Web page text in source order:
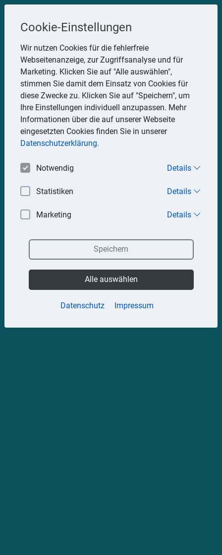
Steuerberater
Uwe Glauner
Erlachstraße 28, 75217 Birkenfeld
Telefon: 07082 7935533
Mobil: 0151 15330111
E-Mail:stbglauner@t-online.de
Impressum Datenschutz
Cookie-Einstellungen
Wir nutzen Cookies für die fehlerfreie
Webseitenanzeige, zur Zugriffsanalyse und für
Marketing. Klicken Sie auf "Alle auswählen",
stimmen Sie damit dem Einsatz von Cookies für
diese Zwecke zu. Klicken Sie auf "Speichern", um
Ihre Einstellungen individuell anzupassen. Mehr
Informationen über die auf unserer Webseite
eingesetzten Cookies finden Sie in unserer
Datenschutzerklärung.
Notwendig Details
Statistiken Details
Marketing Details
Datenschutz Impressum
Speichern
Alle auswählen